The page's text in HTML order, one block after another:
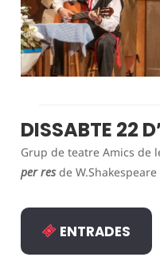
DISSABTE 22
Grup de teatre Amics de
per resde W.Shakespeare
ENTRADES